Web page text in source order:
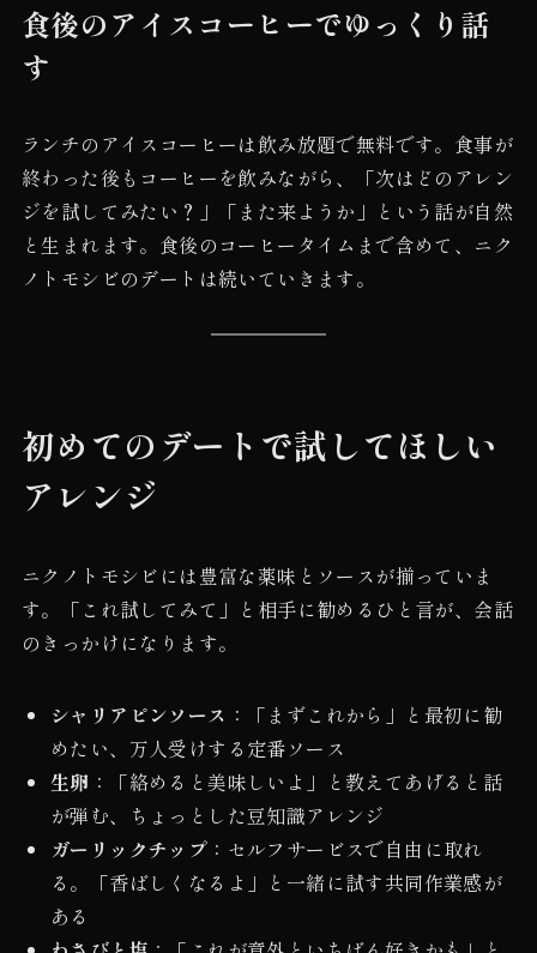
食後のアイスコーヒーでゆっくり話
す
ランチのアイスコーヒーは飲み放題で無料です。食事が
終わった後もコーヒーを飲みながら、「次はどのアレン
ジを試してみたい？」「また来ようか」という話が自然
と生まれます。食後のコーヒータイムまで含めて、ニク
ノトモシビのデートは続いていきます。
初めてのデートで試してほしい
アレンジ
ニクノトモシビには豊富な薬味とソースが揃っていま
す。「これ試してみて」と相手に勧めるひと言が、会話
のきっかけになります。
シャリアピンソース ：「まずこれから」と最初に勧
めたい、万人受けする定番ソース
生卵 ：「絡めると美味しいよ」と教えてあげると話
が弾む、ちょっとした豆知識アレンジ
ガーリックチップ ：セルフサービスで自由に取れ
る。「香ばしくなるよ」と一緒に試す共同作業感が
ある